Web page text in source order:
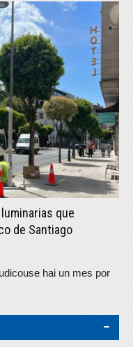
que
de Santiago
hai un mes por